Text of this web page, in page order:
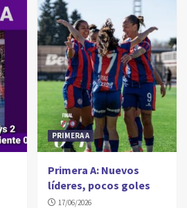
PRIMERA A
Primera A: Nuevos
líderes, pocos goles
17/06/2026